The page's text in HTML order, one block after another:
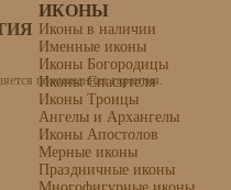
пожизненная гарантия.
ИКОНЫ
Иконы в наличии
Именные иконы
Иконы Богородицы
Иконы Спасителя
Иконы Троицы
Ангелы и Архангелы
Иконы Апостолов
Мерные иконы
Праздничные иконы